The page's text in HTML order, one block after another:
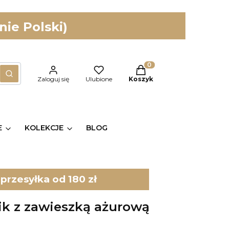
Polski)
Szukaj Zaloguj się Ulubione
Produkty w koszyku: 0.
Koszyk
KOLEKCJE BLOG
od 180 zł
z zawieszką ażurową